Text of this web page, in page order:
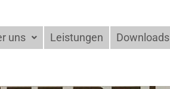
uns Leistungen Downloads